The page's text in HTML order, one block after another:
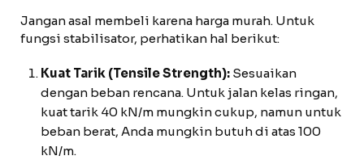
Jangan asal membeli karena harga murah. Untuk
fungsi stabilisator, perhatikan hal berikut:
Kuat Tarik (Tensile Strength): Sesuaikan
dengan beban rencana. Untuk jalan kelas ringan,
kuat tarik 40 kN/m mungkin cukup, namun untuk
beban berat, Anda mungkin butuh di atas 100
kN/m.